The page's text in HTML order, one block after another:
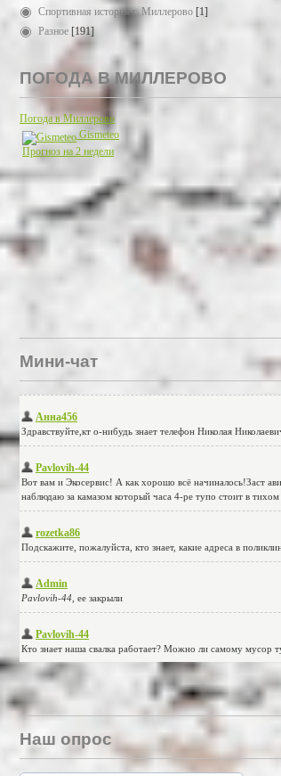
Спортивная история г. Миллерово [1]
Разное [191]
ПОГОДА В МИЛЛЕРОВО
Погода в Миллерово
Gismeteo
Прогноз на 2 недели
Мини-чат
Наш опрос